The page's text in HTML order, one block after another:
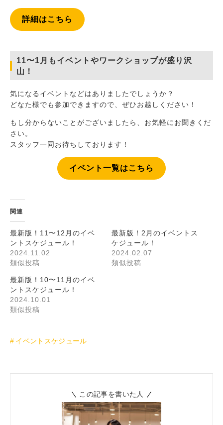
詳細はこちら
11〜1月もイベントやワークショップが盛り沢
山！
気になるイベントなどはありましたでしょうか？
どなた様でも参加できますので、ぜひお越しください！
もし分からないことがございましたら、お気軽にお聞きくだ
さい。
スタッフ一同お待ちしております！
イベント一覧はこちら
関連
最新版！11〜12月のイベ
ントスケジュール！
2024.11.02
類似投稿
最新版！2月のイベントス
ケジュール！
2024.02.07
類似投稿
最新版！10〜11月のイベ
ントスケジュール！
2024.10.01
類似投稿
イベントスケジュール
この記事を書いた人